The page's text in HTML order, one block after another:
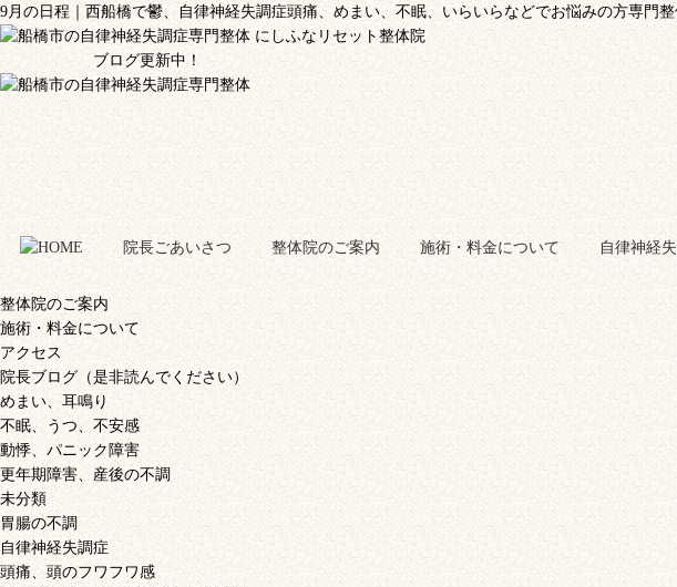
9月の日程｜西船橋で鬱、自律神経失調症頭痛、めまい、不眠、いらいらなどでお悩みの方専門
ブログ更新中！
院長ごあいさつ 整体院のご案内 施術・料金について 自律神経
整体院のご案内
施術・料金について
アクセス
院長ブログ（是非読んでください）
めまい、耳鳴り
不眠、うつ、不安感
動悸、パニック障害
更年期障害、産後の不調
未分類
胃腸の不調
自律神経失調症
頭痛、頭のフワフワ感